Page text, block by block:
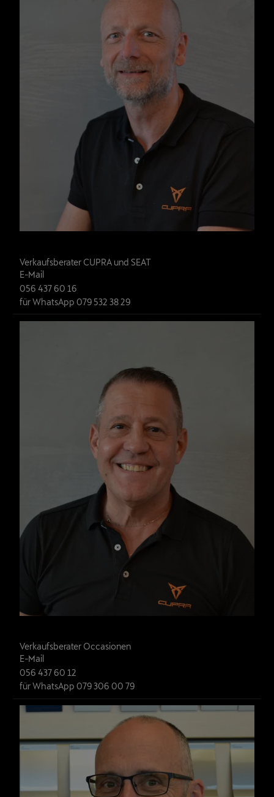
Verkaufsberater CUPRA und SEAT
E-Mail
056 437 60 16
für WhatsApp 079 532 38 29
Verkaufsberater Occasionen
E-Mail
056 437 60 12
für WhatsApp 079 306 00 79